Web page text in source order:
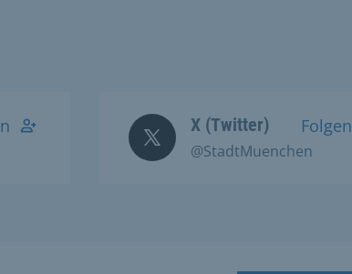
X (Twitter)
@StadtMuenchen
Folgen